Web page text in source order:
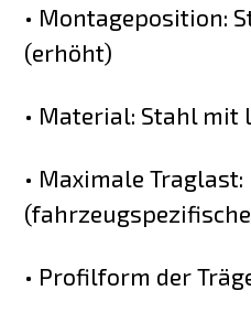
• Montageposition:
(erhöht)
• Material: Stahl mit
• Maximale Traglast:
• Profilform der